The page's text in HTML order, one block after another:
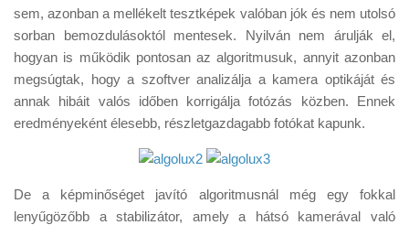
sem, azonban a mellékelt tesztképek valóban jók és nem utolsó
sorban bemozdulásoktól mentesek. Nyilván nem árulják el,
hogyan is működik pontosan az algoritmusuk, annyit azonban
megsúgtak, hogy a szoftver analizálja a kamera optikáját és
annak hibáit valós időben korrigálja fotózás közben. Ennek
eredményeként élesebb, részletgazdagabb fotókat kapunk.
De a képminőséget javító algoritmusnál még egy fokkal
lenyűgözőbb a stabilizátor, amely a hátsó kamerával való